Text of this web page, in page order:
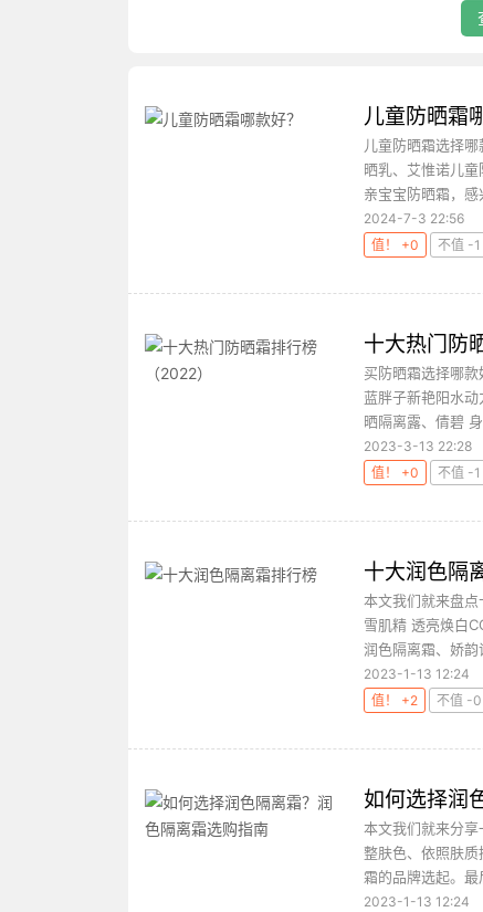
儿童防晒霜
儿童防晒霜选择
晒乳、艾惟诺儿
亲宝宝防晒霜，
2024-7-3 22:56
值！ +0
不值 -1
十大热门防
买防晒霜选择哪
蓝胖子新艳阳水
晒隔离露、倩碧
2023-3-13 22:28
值！ +0
不值 -1
十大润色隔
本文我们就来盘
雪肌精 透亮焕白
润色隔离霜、娇
2023-1-13 12:24
值！ +2
不值 -0
如何选择润
本文我们就来分
整肤色、依照肤
霜的品牌选起。
2023-1-13 12:24